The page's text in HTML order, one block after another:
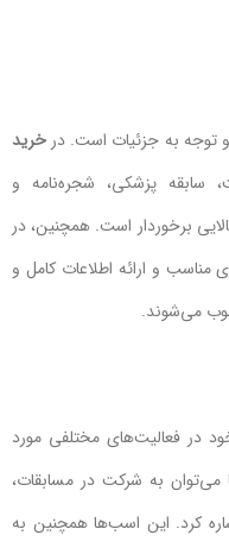
به جزئیات است. در خرید
پزشکی، شجره‌نامه و
برخوردار است. همچنین، در
مناسب و ارائه اطلاعات کامل و
می‌شوند.
در فعالیت‌های مختلفی مورد
می‌توان به شرکت در مسابقات،
کرد. این اسب‌ها همچنین به